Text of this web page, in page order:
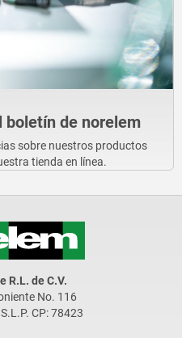
boletín de norelem
sobre nuestros productos
tienda en línea.
R.L. de C.V.
No. 116
CP: 78423